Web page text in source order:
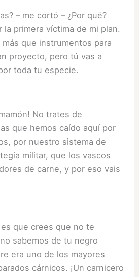
– me cortó – ¿Por qué?
la primera víctima de mi plan.
que instrumentos para
proyecto, pero tú vas a
toda tu especie.
No trates de
que hemos caído aquí por
por nuestro sistema de
militar, que los vascos
de carne, y por eso vais
es que crees que no te
sabemos de tu negro
era uno de los mayores
cárnicos. ¡Un carnicero